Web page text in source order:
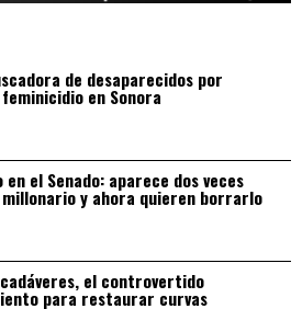
de desaparecidos por
en Sonora
en el Senado: aparece dos veces
y ahora quieren borrarlo
el controvertido
para restaurar curvas